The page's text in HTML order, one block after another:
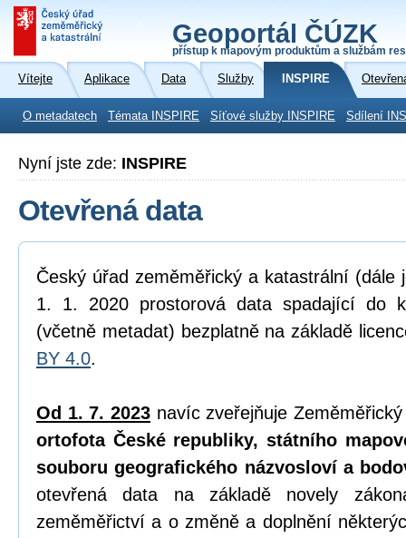
Geoportál ČÚZK
přístup k mapovým produktům a službám
Vítejte Aplikace Data Služby INSPIRE
O metadatech Témata INSPIRE Síťové služby INSPIRE Sdílení
Nyní jste zde: INSPIRE
Otevřená data
Český úřad zeměměřický a katastrální (dále
1. 1. 2020 prostorová data spadající do
(včetně metadat) bezplatně na základě
BY 4.0.
Od 1. 7. 2023 navíc zveřejňuje
ortofota České republiky, státního
souboru geografického názvosloví a
otevřená data na základě novely
zeměměřictví a o změně a doplnění